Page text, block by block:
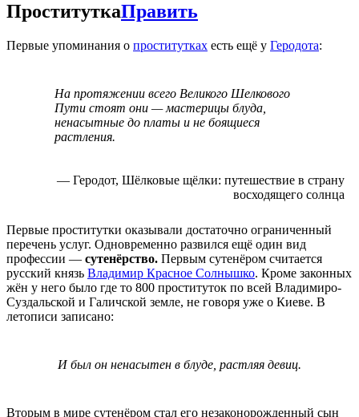
ПроституткаПравить
Первые упоминания о проститутках есть ещё у Геродота:
На протяжении всего Великого Шелкового
Пути стоят они — мастерицы блуда,
ненасытные до платы и не боящиеся
растления.
— Геродот, Шёлковые щёлки: путешествие в страну
восходящего солнца
Первые проститутки оказывали достаточно ограниченный
перечень услуг. Одновременно развился ещё один вид
профессии — сутенёрство. Первым сутенёром считается
русский князь Владимир Красное Солнышко. Кроме законных
жён у него было где то 800 проституток по всей Владимиро-
Суздальской и Галичской земле, не говоря уже о Киеве. В
летописи записано:
И был он ненасытен в блуде, растляя девиц.
Вторым в мире сутенёром стал его незаконорожденный сын